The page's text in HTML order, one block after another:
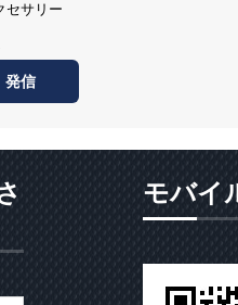
セサリー
発信
モバイ